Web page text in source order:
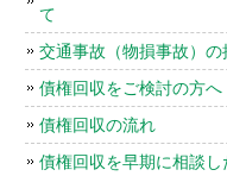
て
交通事故（物損事故）
債権回収をご検討の方へ
債権回収の流れ
債権回収を早期に相談し